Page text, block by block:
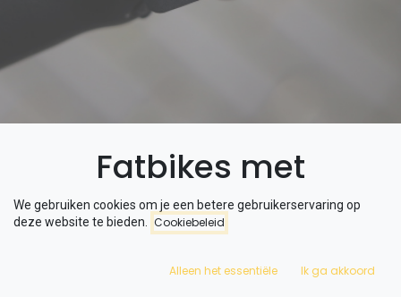
Fatbikes met
gashendels: de
discussie over
We gebruiken cookies om je een betere gebruikerservaring op
deze website te bieden.
Cookiebeleid
Alleen het essentiële Ik ga akkoord